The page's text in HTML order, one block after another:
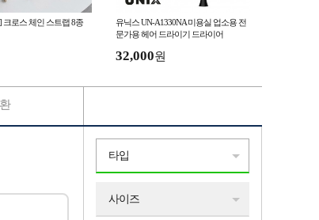
크로스 체인 스트랩 8종
유닉스 UN-A1330NA 미용실 업소용 전
문가용 헤어 드라이기 드라이어
32,000원
타입
사이즈